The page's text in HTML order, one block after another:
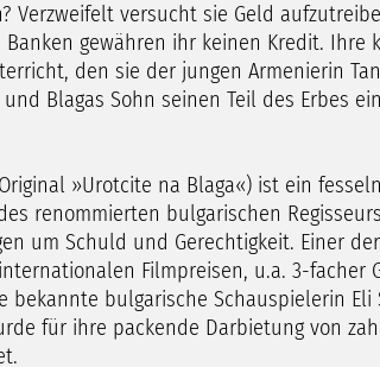
Verzweifelt versucht sie Geld
gewähren ihr keinen Kredit. Ihre
den sie der jungen Armenierin
Blagas Sohn seinen Teil des Erbes
»Urotcite na Blaga«) ist ein
renommierten bulgarischen
um Schuld und Gerechtigkeit. Einer
Filmpreisen, u.a. 3-
bekannte bulgarische Schauspielerin
für ihre packende Darbietung von